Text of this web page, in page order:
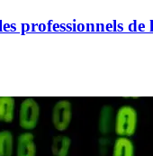
professionnels